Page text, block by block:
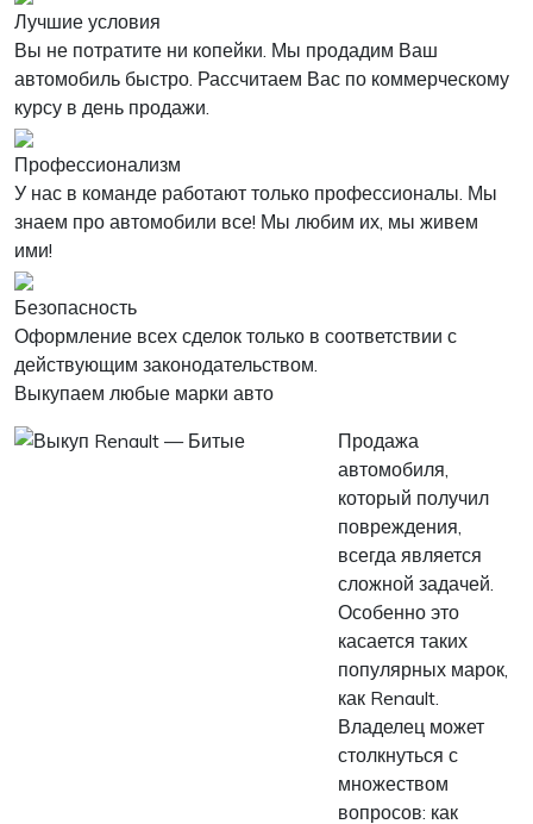
Лучшие условия
Вы не потратите ни копейки. Мы продадим Ваш
автомобиль быстро. Рассчитаем Вас по коммерческому
курсу в день продажи.
Профессионализм
У нас в команде работают только профессионалы. Мы
знаем про автомобили все! Мы любим их, мы живем
ими!
Безопасность
Оформление всех сделок только в соответствии с
действующим законодательством.
Выкупаем любые марки авто
Продажа
автомобиля,
который получил
повреждения,
всегда является
сложной задачей.
Особенно это
касается таких
популярных марок,
как Renault.
Владелец может
столкнуться с
множеством
вопросов: как